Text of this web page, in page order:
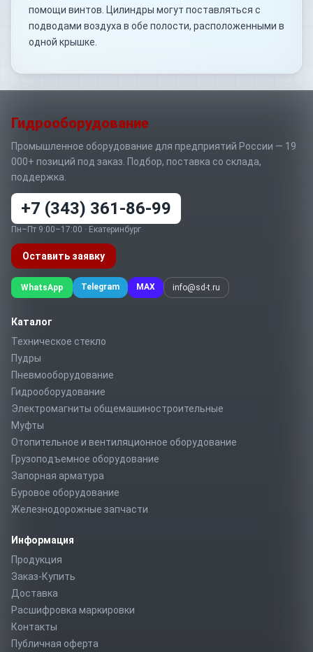
помощи винтов. Цилиндры могут поставляться с
подводами воздуха в обе полости, расположенными в
одной крышке.
Гидрооборудование
Промышленное оборудование для предприятий России — 19
000+ позиций под заказ. Подбор, поставка со склада,
поддержка.
+7 (343) 361-86-99
Пн–Пт 9:00–17:00 · Екатеринбург
Оставить заявку
WhatsApp Telegram MAX info@sd-t.ru
Каталог
Техническое стекло
Пудры
Пневмооборудование
Гидрооборудование
Электромагниты общемашиностроительные
Муфты
Отопительное и вентиляционное оборудование
Грузоподъемное оборудование
Запорная арматура
Буровое оборудование
Железнодорожные запчасти
Информация
Продукция
Заказ-Купить
Доставка
Расшифровка маркировки
Контакты
Публичная оферта